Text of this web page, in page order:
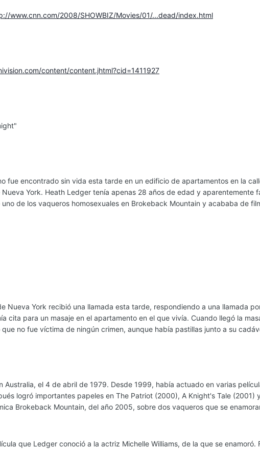
www.cnn.com/2008/SHOWBIZ/Movies/01/...dead/index.html
content/content.jhtml?cid=1411927
fue encontrado sin vida esta tarde en un edificio de apartamentos en la
York. Heath Ledger tenía apenas 28 años de edad y aparentemente
de los vaqueros homosexuales en Brokeback Mountain y acababa de
Nueva York recibió una llamada esta tarde, respondiendo a una llamada
cita para un masaje en el apartamento en el que vivía. Cuando llegó la
no fue víctima de ningún crimen, aunque había pastillas junto a su
Australia, el 4 de abril de 1979. Desde 1999, había actuado en varias
logró importantes papeles en The Patriot (2000), A Knight's Tale
Brokeback Mountain, del año 2005, sobre dos vaqueros que se
que Ledger conoció a la actriz Michelle Williams, de la que se